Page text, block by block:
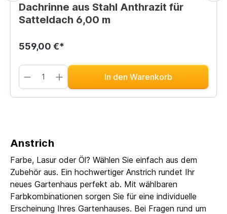
Dachrinne aus Stahl Anthrazit für
Satteldach 6,00 m
559,00 €*
In den Warenkorb
Anstrich
Farbe, Lasur oder Öl? Wählen Sie einfach aus dem
Zubehör aus. Ein hochwertiger Anstrich rundet Ihr
neues Gartenhaus perfekt ab. Mit wählbaren
Farbkombinationen sorgen Sie für eine individuelle
Erscheinung Ihres Gartenhauses. Bei Fragen rund um